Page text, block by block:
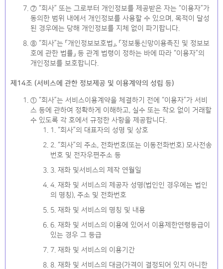
⑦ “회사” 또는 그로부터 개인정보를 제공받은 자는 “이용자”가
동의한 범위 내에서 개인정보를 사용할 수 있으며, 목적이 달성
된 경우에는 당해 개인정보를 지체 없이 파기합니다.
⑧ “회사”는 「개인정보보호법」, 「정보통신망이용촉진 및 정보보
호에 관한 법률」 등 관계 법령이 정하는 바에 따라 “이용자”의
개인정보를 보호합니다.
제14조 (서비스에 관한 정보제공 및 이용계약의 성립 등)
① “회사”는 서비스이용계약을 체결하기 전에 “이용자”가 서비
스 등에 관하여 정확하게 이해하고, 실수 또는 착오 없이 거래할
수 있도록 각 호에서 규정한 사항을 제공합니다.
1. “회사”의 대표자의 성명 및 상호
2. “회사”의 주소, 전화번호(또는 이동전화번호) 모사전송
번호 및 전자우편주소 등
3. 재화 및서비스의 제작 연월일
4. 재화 및 서비스의 제공자 성명(법인인 경우에는 법인
의 명칭), 주소 및 전화번호
5. 재화 및 서비스의 명칭 및 내용
6. 재화 및 서비스의 이용에 있어서 이용제한연령등급이
있는 경우 그 등급
7. 재화 및 서비스의 이용기간
8. 재화 및 서비스의 대금(가격이 결정되어 있지 아니한